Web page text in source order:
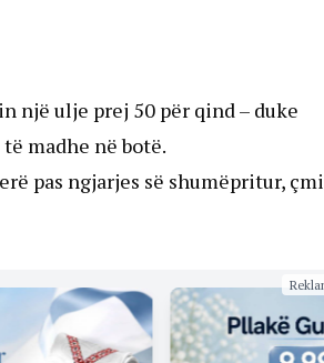
një ulje prej 50 për qind – duke
madhe në botë.
pas ngjarjes së shumëpritur,